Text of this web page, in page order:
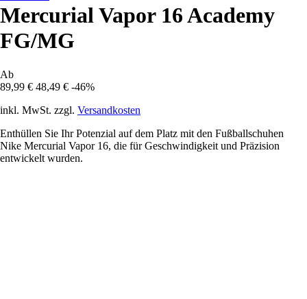
Mercurial Vapor 16 Academy
FG/MG
Ab
89,99 € 48,49 € -46%
inkl. MwSt. zzgl. Versandkosten
Enthüllen Sie Ihr Potenzial auf dem Platz mit den Fußballschuhen
Nike Mercurial Vapor 16, die für Geschwindigkeit und Präzision
entwickelt wurden.